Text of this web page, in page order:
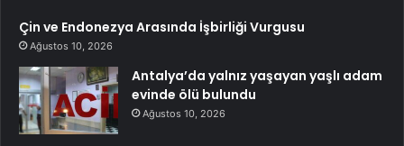
Çin ve Endonezya Arasında İşbirliği Vurgusu
Ağustos 10, 2026
Antalya’da yalnız yaşayan yaşlı adam
evinde ölü bulundu
Ağustos 10, 2026